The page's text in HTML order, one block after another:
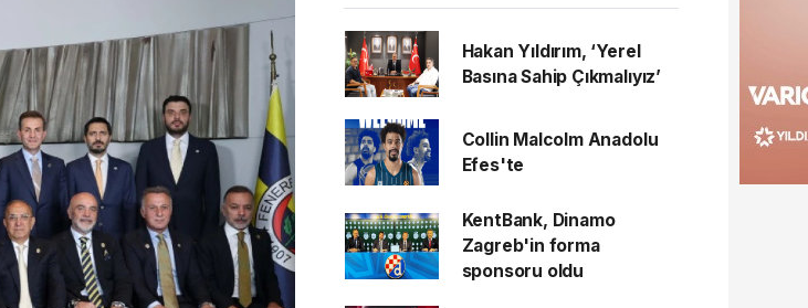
Hakan Yıldırım, ‘Yerel
Basına Sahip Çıkmalıyız’
Collin Malcolm Anadolu
Efes'te
KentBank, Dinamo
Zagreb'in forma
sponsoru oldu